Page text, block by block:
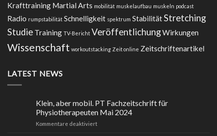
Krafttraining Martial Arts mobilität muskelaufbau muskeln podcast
Radio rumpstabilität Schnelligkeit spektrum StabilitätStretching
Studie Training TV-Bericht VeröffentlichungWirkungen
Wissenschaft workoutstacking Zeit online Zeitschriftenartikel
LATEST NEWS
Klein, aber mobil. PT Fachzeitschrift für
Physiotherapeuten Mai 2024
Kommentare deaktiviertfür